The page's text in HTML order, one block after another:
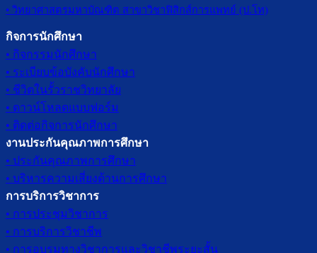
• วิทยาศาสตรมหาบัณฑิต สาขาวิชาฟิสิกส์การแพทย์ (ป.โท)
กิจการนักศึกษา
• กิจกรรมนักศึกษา
• ระเบียบข้อบังคับนักศึกษา
• ชีวิตในรั้วราชวิทยาลัย
• ดาวน์โหลดแบบฟอร์ม
• ติดต่อกิจการนักศึกษา
งานประกันคุณภาพการศึกษา
• ประกันคุณภาพการศึกษา
• บริหารความเสี่ยงด้านการศึกษา
การบริการวิชาการ
• การประชุมวิชาการ
• การบริการวิชาชีพ
• การอบรมทางวิชาการและวิชาชีพระยะสั้น